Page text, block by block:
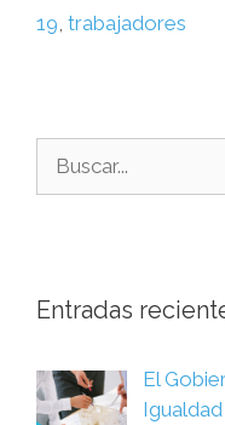
19 trabajadores
Entradas
El